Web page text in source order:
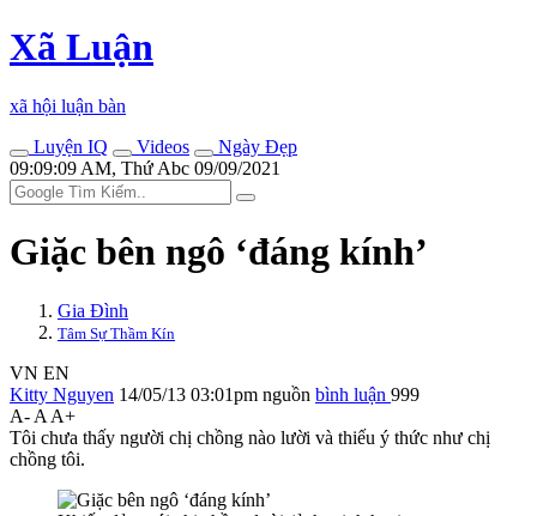
Xã Luận
xã hội luận bàn
Luyện IQ
Videos
Ngày Đẹp
09:09:09 AM, Thứ Abc 09/09/2021
Giặc bên ngô ‘đáng kính’
Gia Đình
Tâm Sự Thầm Kín
VN EN
Kitty Nguyen 14/05/13 03:01pm nguồn bình luận 999
A- A A+
Tôi chưa thấy người chị chồng nào lười và thiếu ý thức như chị
chồng tôi.